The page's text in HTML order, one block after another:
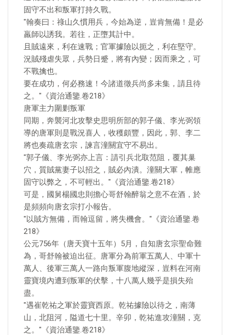
固守不出和叛軍打持久戰。
"翰奏曰：祿山久慣用兵，今始為逆，豈肯無備！是必
羸師以誘我。若往，正墮其計中。
且賊遠來，利在速戰；官軍據險以扼之，利在堅守。
況賊殘虐失眾，兵勢日蹙，將有內變；因而乘之，可
不戰擒也。
要在成功，何必務速！今諸道徵兵尚多未集，請且待
之。"《資治通鑒.卷218》
唐軍主力圍剿叛軍
同期，奔襲河北攻擊史思明所部的郭子儀、李光弼領
導的唐軍則是戰況喜人，收穫頗豐，因此，郭、李二
將也奏疏唐玄宗，諫言潼關宜守不易出。
"郭子儀、李光弼亦上言：請引兵北取范阻，覆其巢
穴，質賊黨妻子以招之，賊必內潰。潼關大軍，帷應
固守以弊之，不可輕出。"《資治通鑒.卷218》
可是，國舅楊國忠則擔心哥舒翰醉翁之意不在酒，於
是頻頻向唐玄宗打小報告。
"以賊方無備，而翰逗留，將失機會。"《資治通鑒.卷
218》
公元756年（唐天寶十五年）5月，自知唐玄宗聖命難
為，哥舒翰被迫出征。唐軍分為前軍五萬人、中軍十
萬人、後軍三萬人一路向叛軍腹地縱深，豈料在河南
靈寶境內遭到叛軍的伏擊，十八萬人幾乎是損失殆
盡。
"遇崔乾祐之軍於靈寶西原。乾祐據險以待之，南薄
山，北阻河，隘道七十里。辛卯，乾祐進攻潼關，克
之。"《資治通鑒.卷218》